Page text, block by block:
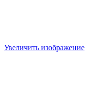
Увеличить изображение